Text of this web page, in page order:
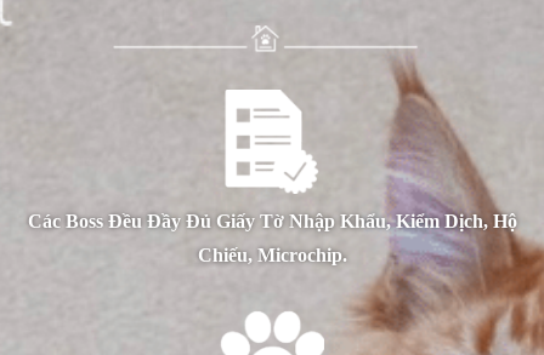
Các Boss Đều Đầy Đủ Giấy Tờ Nhập Khẩu, Kiểm Dịch, Hộ
Chiếu, Microchip.